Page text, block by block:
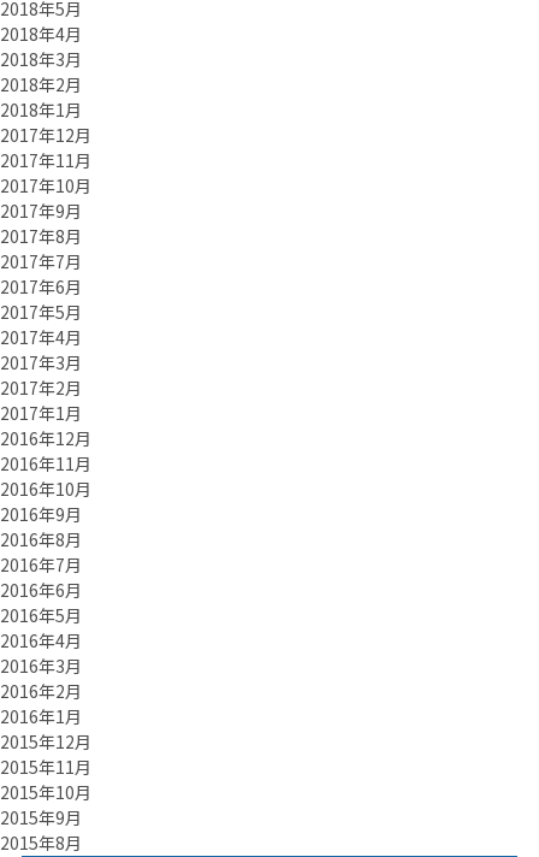
2018年5月
2018年4月
2018年3月
2018年2月
2018年1月
2017年12月
2017年11月
2017年10月
2017年9月
2017年8月
2017年7月
2017年6月
2017年5月
2017年4月
2017年3月
2017年2月
2017年1月
2016年12月
2016年11月
2016年10月
2016年9月
2016年8月
2016年7月
2016年6月
2016年5月
2016年4月
2016年3月
2016年2月
2016年1月
2015年12月
2015年11月
2015年10月
2015年9月
2015年8月